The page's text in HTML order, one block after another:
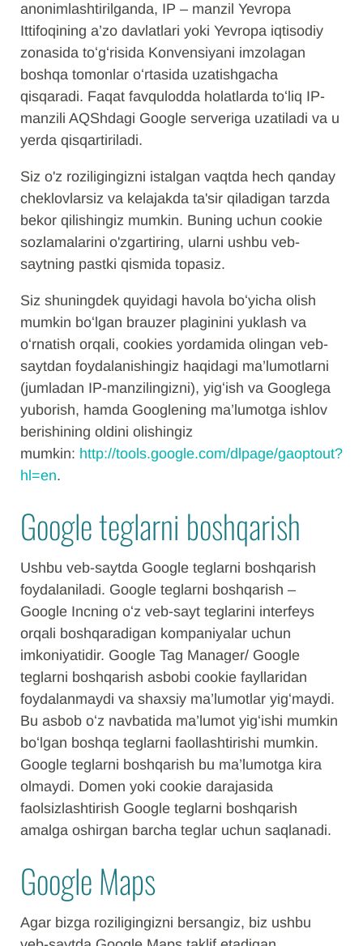
anonimlashtirilganda, IP – manzil Yevropa
Ittifoqining a’zo davlatlari yoki Yevropa iqtisodiy
zonasida toʻgʻrisida Konvensiyani imzolagan
boshqa tomonlar oʻrtasida uzatishgacha
qisqaradi. Faqat favqulodda holatlarda toʻliq IP-
manzili AQShdagi Google serveriga uzatiladi va u
yerda qisqartiriladi.
Siz o'z roziligingizni istalgan vaqtda hech qanday
cheklovlarsiz va kelajakda ta'sir qiladigan tarzda
bekor qilishingiz mumkin. Buning uchun cookie
sozlamalarini o'zgartiring, ularni ushbu veb-
saytning pastki qismida topasiz.
Siz shuningdek quyidagi havola boʻyicha olish
mumkin boʻlgan brauzer plaginini yuklash va
oʻrnatish orqali, cookies yordamida olingan veb-
saytdan foydalanishingiz haqidagi ma’lumotlarni
(jumladan IP-manzilingizni), yigʻish va Googlega
yuborish, hamda Googlening ma’lumotga ishlov
berishining oldini olishingiz
mumkin: http://tools.google.com/dlpage/gaoptout?
hl=en.
Google teglarni boshqarish
Ushbu veb-saytda Google teglarni boshqarish
foydalaniladi. Google teglarni boshqarish –
Google Incning oʻz veb-sayt teglarini interfeys
orqali boshqaradigan kompaniyalar uchun
imkoniyatidir. Google Tag Manager/ Google
teglarni boshqarish asbobi cookie fayllaridan
foydalanmaydi va shaxsiy ma’lumotlar yigʻmaydi.
Bu asbob oʻz navbatida ma’lumot yigʻishi mumkin
boʻlgan boshqa teglarni faollashtirishi mumkin.
Google teglarni boshqarish bu ma’lumotga kira
olmaydi. Domen yoki cookie darajasida
faolsizlashtirish Google teglarni boshqarish
amalga oshirgan barcha teglar uchun saqlanadi.
Google Maps
Agar bizga roziligingizni bersangiz, biz ushbu